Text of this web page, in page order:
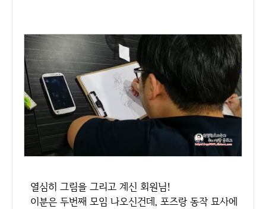
열심히 그림을 그리고 계신 회원님!
이분은 두번째 모임 나오신건데, 포즈랑 동작 묘사에